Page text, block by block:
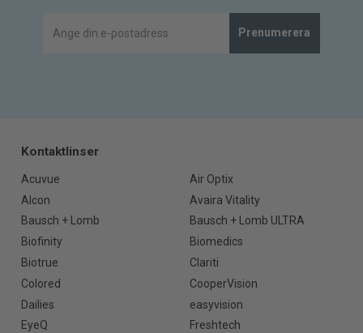
Prenumerera
Kontaktlinser
Acuvue
Air Optix
Alcon
Avaira Vitality
Bausch + Lomb
Bausch + Lomb ULTRA
Biofinity
Biomedics
Biotrue
Clariti
Colored
CooperVision
Dailies
easyvision
EyeQ
Freshtech